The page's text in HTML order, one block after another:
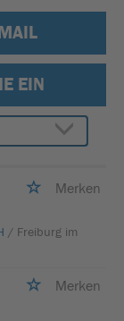
EIN
Merken
/ Freiburg im
Merken